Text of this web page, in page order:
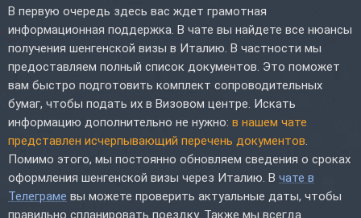
В первую очередь здесь вас ждет грамотная
информационная поддержка. В чате вы найдете все нюансы
получения шенгенской визы в Италию. В частности мы
предоставляем полный список документов. Это поможет
вам быстро подготовить комплект сопроводительных
бумаг, чтобы подать их в Визовом центре. Искать
информацию дополнительно не нужно: в нашем чате
представлен исчерпывающий перечень документов
Помимо этого, мы постоянно обновляем сведения о сроках
оформления шенгенской визы через Италию. В чате в
Телеграме вы можете проверить актуальные даты, чтобы
правильно спланировать поездку. Также мы всегда